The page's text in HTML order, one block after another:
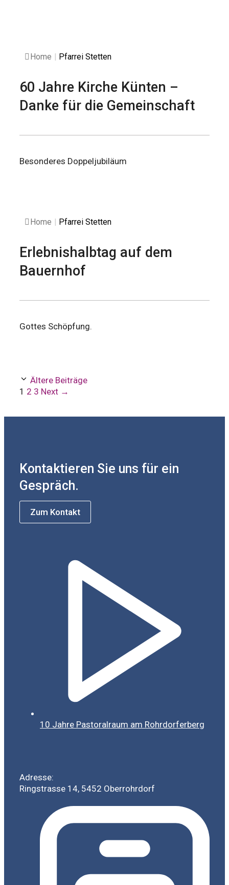
Home Pfarrei Stetten
60 Jahre Kirche Künten –
Danke für die Gemeinschaft
Besonderes Doppeljubiläum
Home Pfarrei Stetten
Erlebnishalbtag auf dem
Bauernhof
Gottes Schöpfung.
Ältere Beiträge
Page
1 Page
2 Page
3 Next →
Kontaktieren Sie uns für ein
Gespräch.
Zum Kontakt
10 Jahre Pastoralraum am Rohrdorferberg
Adresse:
Ringstrasse 14, 5452 Oberrohrdorf